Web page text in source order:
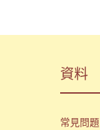
資料
常見問題